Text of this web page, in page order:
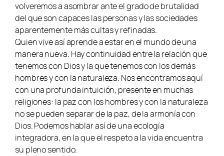
volveremos a asombrar ante el grado de brutalidad
del que son capaces las personas y las sociedades
aparentemente más cultas y refinadas.
Quien vive así aprende a estar en el mundo de una
manera nueva. Hay continuidad entre la relación que
tenemos con Dios y la que tenemos con los demás
hombres y con la naturaleza. Nos encontramos aquí
con una profunda intuición, presente en muchas
religiones: la paz con los hombres y con la naturaleza
no se pueden separar de la paz, de la armonía con
Dios. Podemos hablar así de una ecología
integradora, en la que el respeto a la vida encuentra
su pleno sentido.